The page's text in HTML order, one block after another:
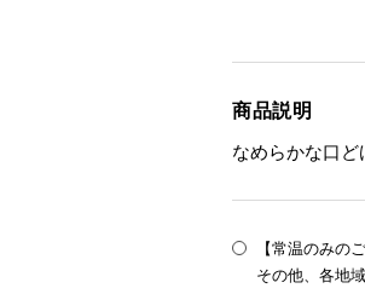
商品説明
なめらかな口ど
【常温のみの
その他、各地